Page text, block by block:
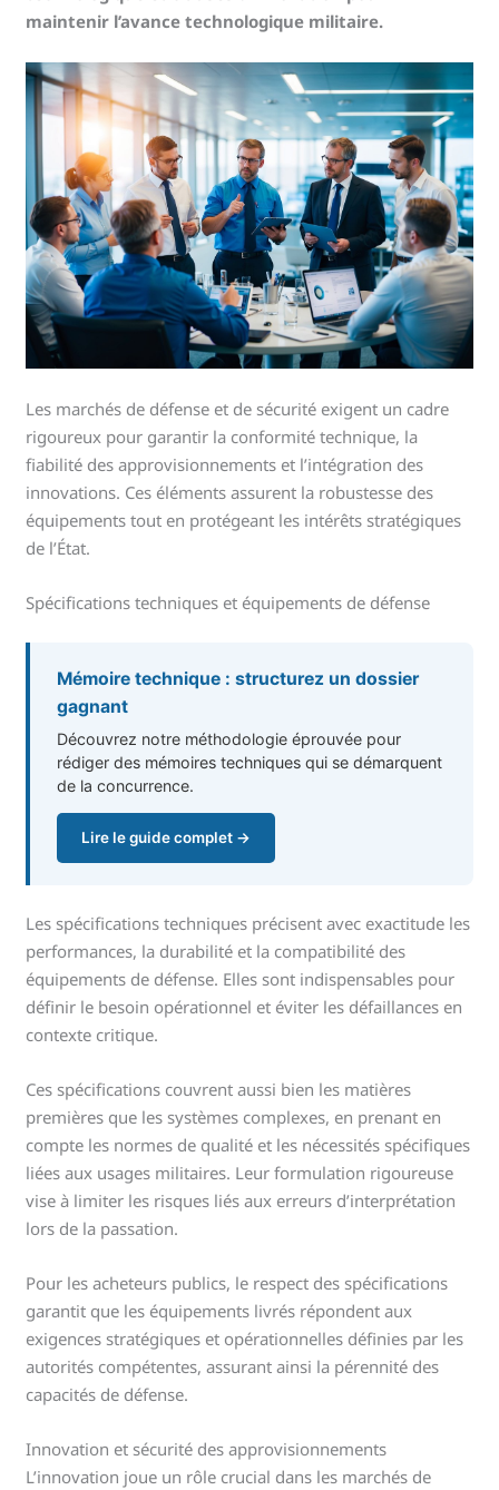
maintenir l’avance technologique militaire.
Les marchés de défense et de sécurité exigent un cadre
rigoureux pour garantir la conformité technique, la
fiabilité des approvisionnements et l’intégration des
innovations. Ces éléments assurent la robustesse des
équipements tout en protégeant les intérêts stratégiques
de l’État.
Spécifications techniques et équipements de défense
Mémoire technique : structurez un dossier
gagnant
Découvrez notre méthodologie éprouvée pour
rédiger des mémoires techniques qui se démarquent
de la concurrence.
Lire le guide complet →
Les spécifications techniques précisent avec exactitude les
performances, la durabilité et la compatibilité des
équipements de défense. Elles sont indispensables pour
définir le besoin opérationnel et éviter les défaillances en
contexte critique.
Ces spécifications couvrent aussi bien les matières
premières que les systèmes complexes, en prenant en
compte les normes de qualité et les nécessités spécifiques
liées aux usages militaires. Leur formulation rigoureuse
vise à limiter les risques liés aux erreurs d’interprétation
lors de la passation.
Pour les acheteurs publics, le respect des spécifications
garantit que les équipements livrés répondent aux
exigences stratégiques et opérationnelles définies par les
autorités compétentes, assurant ainsi la pérennité des
capacités de défense.
Innovation et sécurité des approvisionnements
L’innovation joue un rôle crucial dans les marchés de